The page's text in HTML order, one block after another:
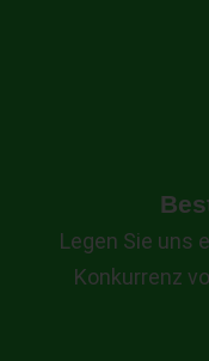
Legen Sie uns
Konkurrenz